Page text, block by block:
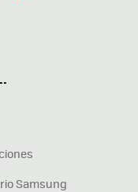
Samsung